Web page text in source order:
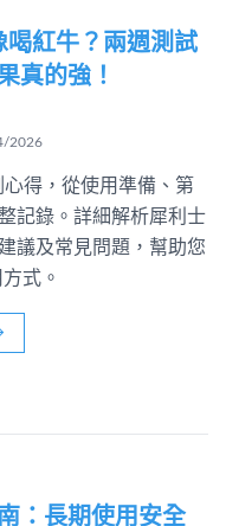
喝紅牛？兩週測試
真的強！
2026
得，從使用準備、第
記錄。詳細解析犀利士
議及常見問題，幫助您
式。
：長期使用安全